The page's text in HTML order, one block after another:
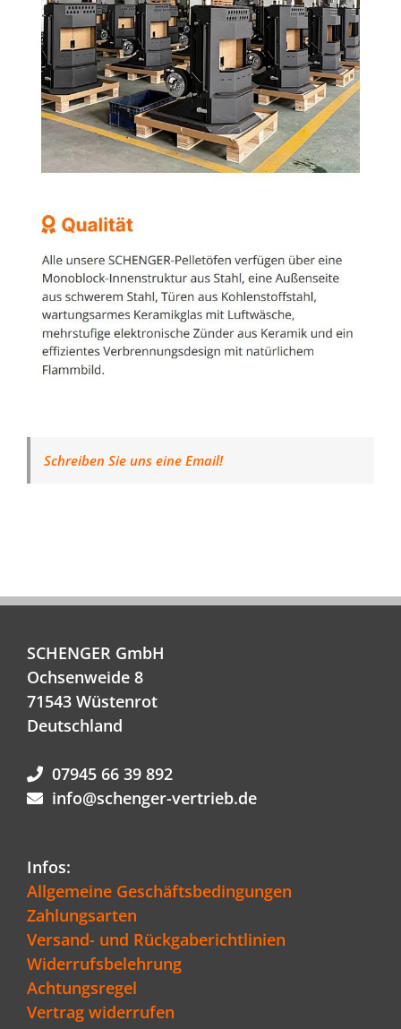
Schreiben Sie uns eine Email!
SCHENGER GmbH
Ochsenweide 8
71543 Wüstenrot
Deutschland
07945 66 39 892
info@schenger-vertrieb.de
Infos:
Allgemeine Geschäftsbedingungen
Zahlungsarten
Versand- und Rückgaberichtlinien
Widerrufsbelehrung
Achtungsregel
Vertrag widerrufen